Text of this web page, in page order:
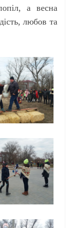
а весна
любов та